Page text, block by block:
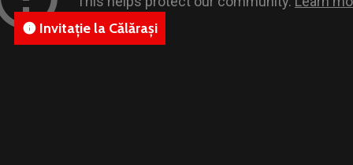
info Invitație la Călărași